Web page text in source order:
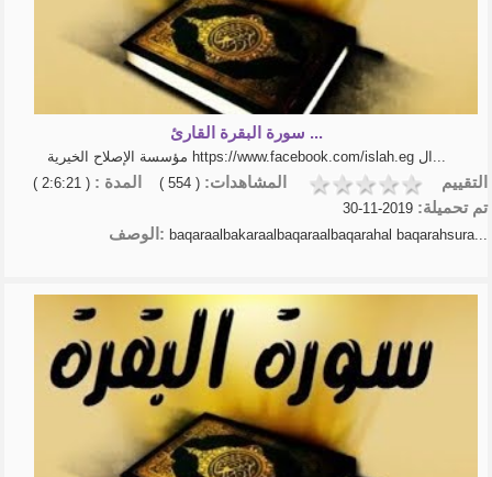
سورة البقرة القارئ ...
مؤسسة الإصلاح الخيرية https://www.facebook.com/islah.eg ال...
التقييم المشاهدات: ( 554 ) المدة : ( 2:6:21 )
تم تحميلة: 2019-11-30
الوصف: baqaraalbakaraalbaqaraalbaqarahal baqarahsura...